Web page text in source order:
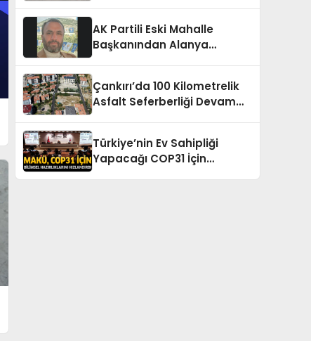
AK Partili Eski Mahalle
Başkanından Alanya
Çankırı’da 100 Kilometrelik
Asfalt Seferberliği Devam
Türkiye’nin Ev Sahipliği
Yapacağı COP31 İçin